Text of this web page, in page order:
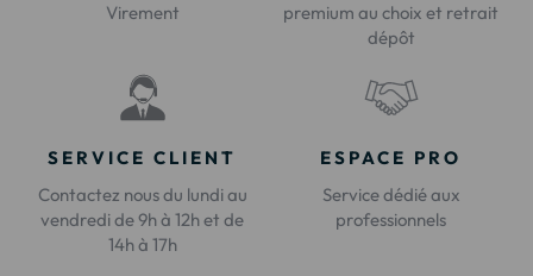
Virement
premium au choix et retrait
dépôt
SERVICE CLIENT
Contactez nous du lundi au
vendredi de 9h à 12h et de
14h à 17h
ESPACE PRO
Service dédié aux
professionnels